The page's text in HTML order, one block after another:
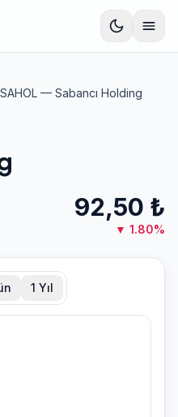
SAHOL — Sabancı Holding
92,50 ₺
▼ 1.80%
1 Yıl